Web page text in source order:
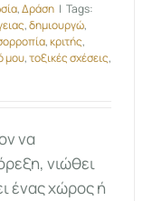
,Δράση | Tags:
,δημιουργώ,
,κριτής,
μου,τοξικές σχέσεις,
να
νιώθει
ένας χώρος ή